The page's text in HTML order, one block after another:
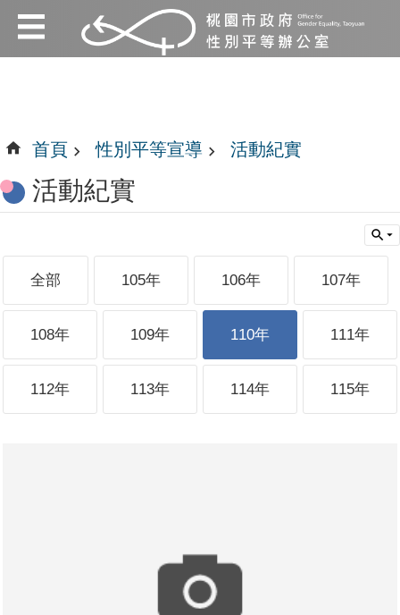
跳到主要內容區塊
:::
:::
首頁 性別平等宣導 活動紀實
活動紀實
全部 105年 106年 107年
108年 109年 110年 111年
112年 113年 114年 115年